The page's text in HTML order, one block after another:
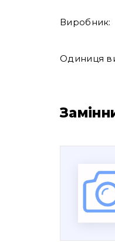
Виробник:
Одиниця